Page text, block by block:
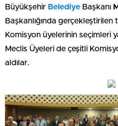
Büyükşehir Belediye Başkanı
Başkanlığında gerçekleştirilen
Komisyon üyelerinin seçimleri
Meclis Üyeleri de çeşitli
aldılar.